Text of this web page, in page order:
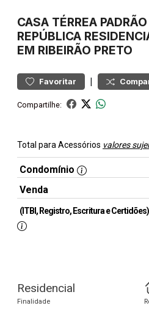
CASA TÉRREA PADRÃO
REPÚBLICA
EM RIBEIRÃO PRETO
Favoritar |
Compartilhe:
Total para Acessórios valores
Condomínio
Venda
(ITBI, Registro, Escritura e Certidões)
Residencial
Finalidade